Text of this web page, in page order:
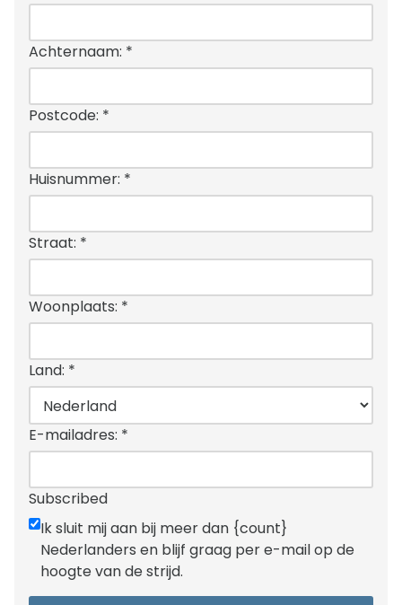
Achternaam: *
Postcode: *
Huisnummer: *
Straat: *
Woonplaats: *
Land: *
E-mailadres: *
Subscribed
Ik sluit mij aan bij meer dan {count}
Nederlanders en blijf graag per e-mail op de
hoogte van de strijd.